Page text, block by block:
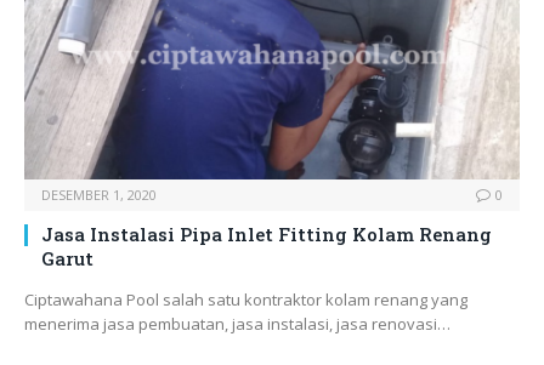
DESEMBER 1, 2020 0
Jasa Instalasi Pipa Inlet Fitting Kolam Renang
Garut
Ciptawahana Pool salah satu kontraktor kolam renang yang
menerima jasa pembuatan, jasa instalasi, jasa renovasi…